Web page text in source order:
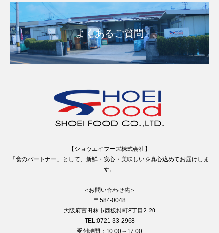
よくあるご質問
【ショウエイフーズ株式会社】
「食のパートナー」として、新鮮・安心・美味しいを真心込めてお届けしま
す。
------------------------------------
＜お問い合わせ先＞
〒584-0048
大阪府富田林市西板持町8丁目2-20
TEL:0721-33-2968
受付時間：10:00～17:00